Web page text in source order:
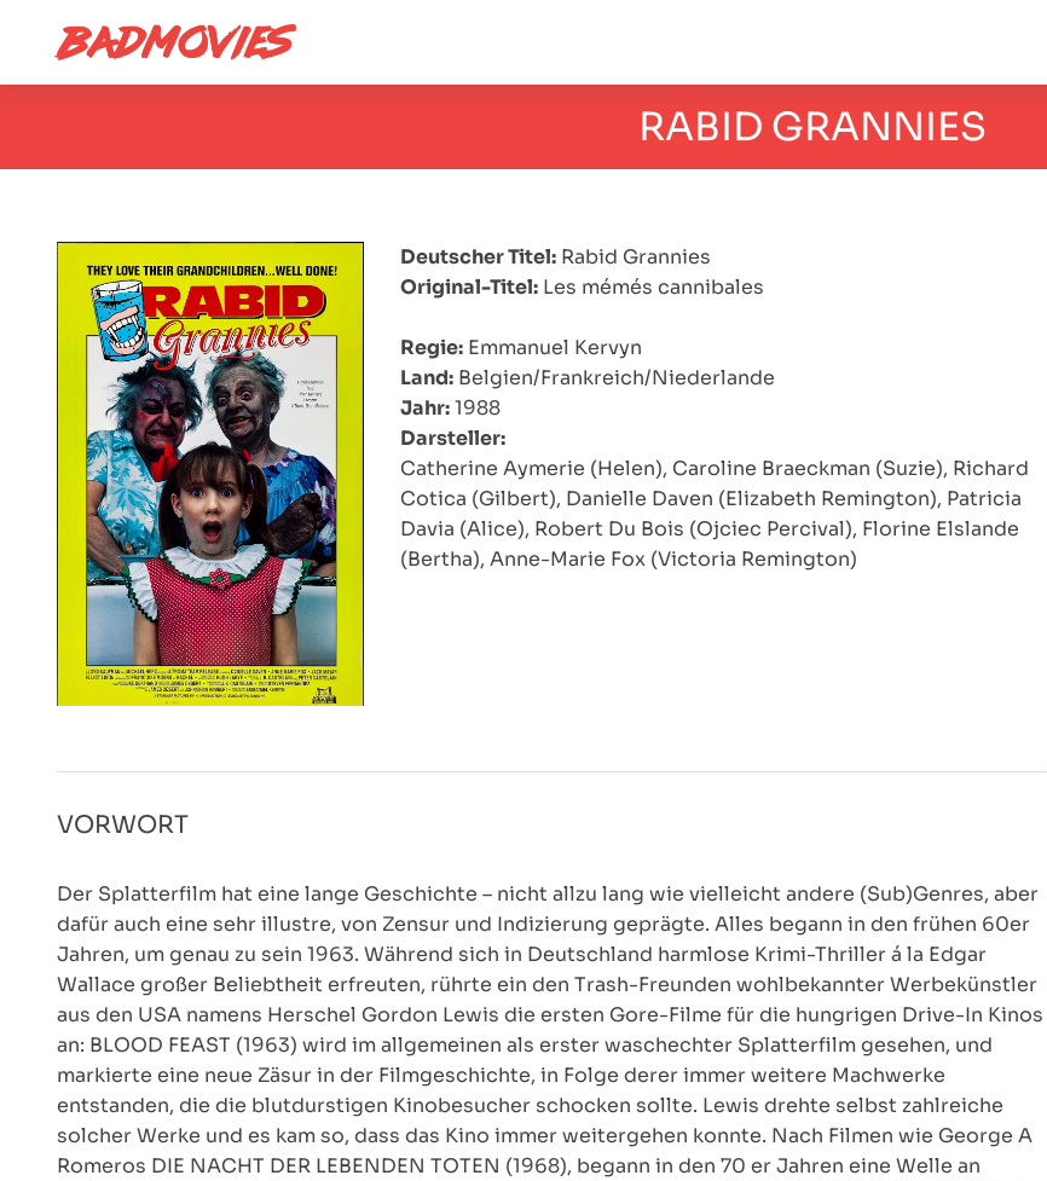
RABID GRANNIES
Deutscher Titel: Rabid Grannies
Original-Titel: Les mémés cannibales
Regie: Emmanuel Kervyn
Land: Belgien/Frankreich/Niederlande
Jahr:1988
Darsteller:
Catherine Aymerie (Helen), Caroline Braeckman (Suzie), Richard
Cotica (Gilbert), Danielle Daven (Elizabeth Remington), Patricia
Davia (Alice), Robert Du Bois (Ojciec Percival), Florine Elslande
(Bertha), Anne-Marie Fox (Victoria Remington)
VORWORT
Der Splatterfilm hat eine lange Geschichte – nicht allzu lang wie vielleicht andere (Sub)Genres, aber
dafür auch eine sehr illustre, von Zensur und Indizierung geprägte. Alles begann in den frühen 60er
Jahren, um genau zu sein 1963. Während sich in Deutschland harmlose Krimi-Thriller á la Edgar
Wallace großer Beliebtheit erfreuten, rührte ein den Trash-Freunden wohlbekannter Werbekünstler
aus den USA namens Herschel Gordon Lewis die ersten Gore-Filme für die hungrigen Drive-In Kinos
an: BLOOD FEAST (1963) wird im allgemeinen als erster waschechter Splatterfilm gesehen, und
markierte eine neue Zäsur in der Filmgeschichte, in Folge derer immer weitere Machwerke
entstanden, die die blutdurstigen Kinobesucher schocken sollte. Lewis drehte selbst zahlreiche
solcher Werke und es kam so, dass das Kino immer weitergehen konnte. Nach Filmen wie George A
Romeros DIE NACHT DER LEBENDEN TOTEN (1968), begann in den 70 er Jahren eine Welle an